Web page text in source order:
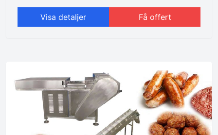
Visa detaljer Få offert